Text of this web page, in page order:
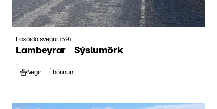
Laxárdalsvegur (59)
Lambeyrar - Sýslumörk
Vegir Í hönnun